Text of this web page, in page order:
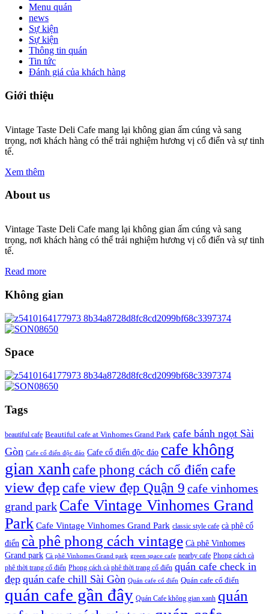
Menu quán
news
Sự kiện
Sự kiện
Thông tin quán
Tin tức
Đánh giá của khách hàng
Giới thiệu
Vintage Taste Deli Cafe mang lại không gian ấm cúng và sang
trọng, nơi khách hàng có thể trải nghiệm hương vị cổ điển và sự tinh
tế.
Xem thêm
About us
Vintage Taste Deli Cafe mang lại không gian ấm cúng và sang
trọng, nơi khách hàng có thể trải nghiệm hương vị cổ điển và sự tinh
tế.
Read more
Không gian
Space
Tags
beautiful cafe Beautiful cafe at Vinhomes Grand Park cafe bánh ngọt Sài
Gòn Cafe cổ điển độc đáo Cafe cổ điển độc đáo cafe không
gian xanhcafe phong cách cổ điển cafe
view đẹp cafe view đẹp Quận 9 cafe vinhomes
grand park Cafe Vintage Vinhomes Grand
Park Cafe Vintage Vinhomes Grand Park classic style cafe cà phê cổ
điển cà phê phong cách vintage Cà phê Vinhomes
Grand park Cà phê Vinhomes Grand park green space cafe nearby cafe Phong cách cà
phê thời trang cổ điển Phong cách cà phê thời trang cổ điển quán cafe check in
đẹp quán cafe chill Sài Gòn Quán cafe cổ điển Quán cafe cổ điển
quán cafe gần đây Quán Cafe không gian xanh quán